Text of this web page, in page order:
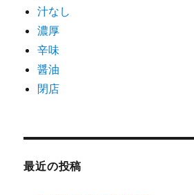
汁なし
濃厚
辛味
醤油
閉店
最近の投稿